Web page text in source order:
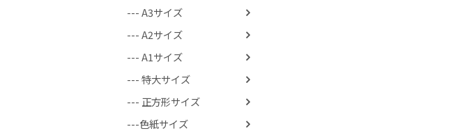
--- A3サイズ
--- A2サイズ
--- A1サイズ
--- 特大サイズ
--- 正方形サイズ
---色紙サイズ